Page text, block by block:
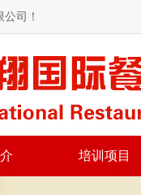
司！
培训项目